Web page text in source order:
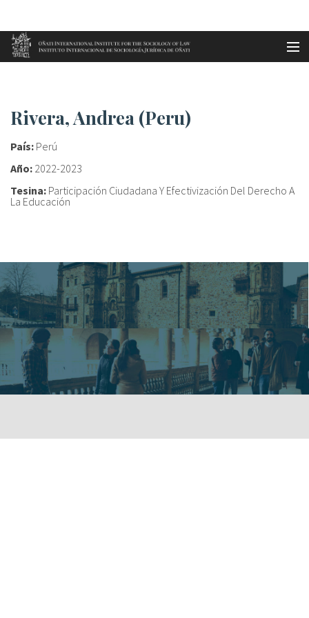
Aller au contenu principal
fr
Accueil Rivera, Andrea (Peru)
Rivera, Andrea (Peru)
País: Perú
Año: 2022-2023
Tesina: Participación Ciudadana Y Efectivización Del Derecho A
La Educación